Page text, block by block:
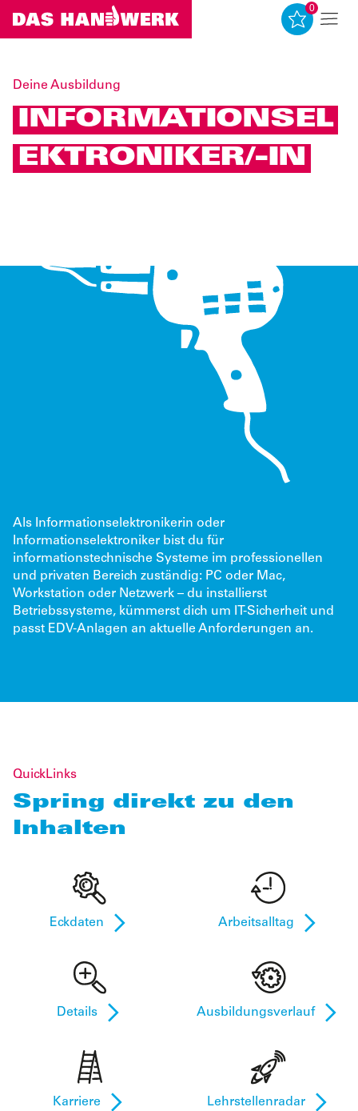
0
Deine Ausbildung
INFORMATIONSEL
EKTRONIKER/-IN
Als Informationselektronikerin oder
Informationselektroniker bist du für
informationstechnische Systeme im professionellen
und privaten Bereich zuständig: PC oder Mac,
Workstation oder Netzwerk – du installierst
Betriebssysteme, kümmerst dich um IT-Sicherheit und
passt EDV-Anlagen an aktuelle Anforderungen an.
QuickLinks
Spring direkt zu den
Inhalten
Eckdaten Arbeitsalltag
Details Ausbildungsverlauf
Karriere Lehrstellenradar